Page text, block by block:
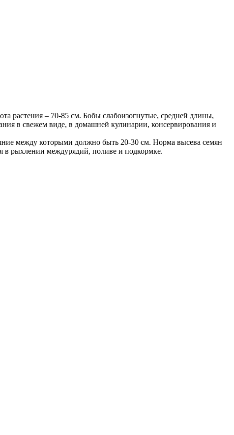
растения – 70-85 см. Бобы слабоизогнутые, средней длины,
в свежем виде, в домашней кулинарии, консервирования и
между которыми должно быть 20-30 см. Норма высева семян
в рыхлении междурядий, поливе и подкормке.